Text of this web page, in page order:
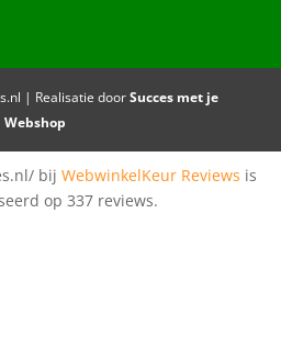
| Realisatie doorSucces met je
Webshop
bij WebwinkelKeur Reviews is
op 337 reviews.